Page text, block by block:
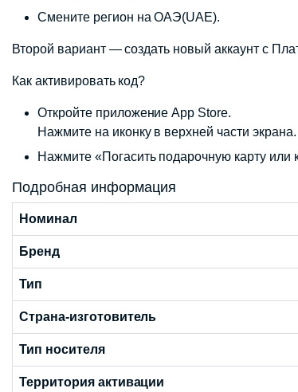
Смените регион на ОАЭ(UAE).
Второй вариант — создать новый аккаунт с
Как активировать код?
Откройте приложение App Store.
Нажмите на иконку в верхней части
Нажмите «Погасить подарочную карту или
Подробная информация
Номинал
Бренд
Тип
Страна-изготовитель
Тип носителя
Территория активации